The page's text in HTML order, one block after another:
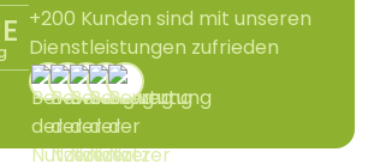
+200 Kunden sind mit unseren
Dienstleistungen zufrieden